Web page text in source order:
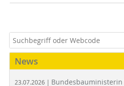
News
23.07.2026 |